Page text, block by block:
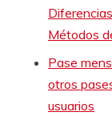
Métodos
Pase
otros
usuarios